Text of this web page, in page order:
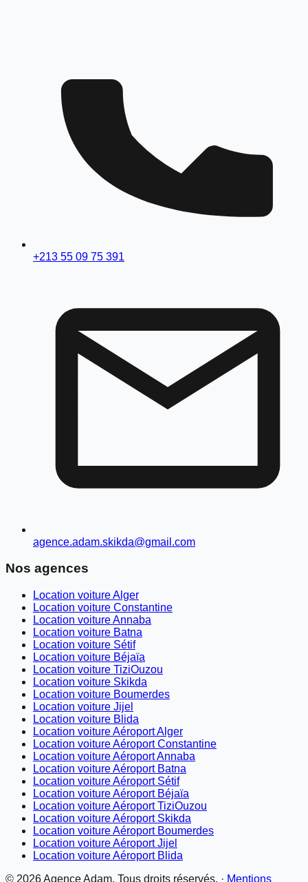
+213 55 09 75 391
agence.adam.skikda@gmail.com
Nos agences
Location voiture Alger
Location voiture Constantine
Location voiture Annaba
Location voiture Batna
Location voiture Sétif
Location voiture Béjaïa
Location voiture TiziOuzou
Location voiture Skikda
Location voiture Boumerdes
Location voiture Jijel
Location voiture Blida
Location voiture Aéroport Alger
Location voiture Aéroport Constantine
Location voiture Aéroport Annaba
Location voiture Aéroport Batna
Location voiture Aéroport Sétif
Location voiture Aéroport Béjaïa
Location voiture Aéroport TiziOuzou
Location voiture Aéroport Skikda
Location voiture Aéroport Boumerdes
Location voiture Aéroport Jijel
Location voiture Aéroport Blida
© 2026Agence Adam. Tous droits réservés. · Mentions